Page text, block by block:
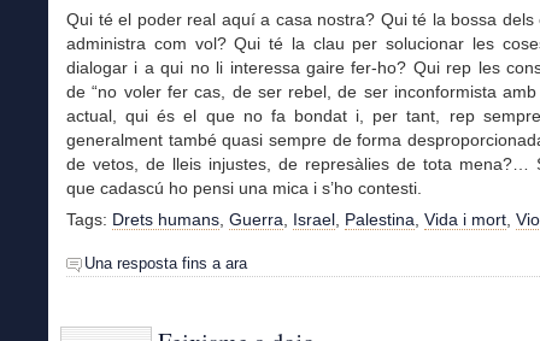
Qui té el poder real aquí a casa nostra? Qui té la bossa dels
administra com vol? Qui té la clau per solucionar les
dialogar i a qui no li interessa gaire fer-ho? Qui rep les
de “no voler fer cas, de ser rebel, de ser inconformista
actual, qui és el que no fa bondat i, per tant, rep
generalment també quasi sempre de forma
de vetos, de lleis injustes, de represàlies de tota mena?…
que cadascú ho pensi una mica i s’ho contesti.
Tags: Drets humans, Guerra, Israel, Palestina, Vida i mort,
Una resposta fins a ara